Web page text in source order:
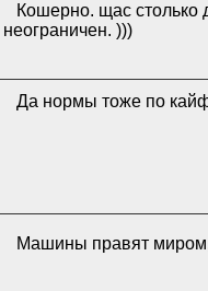
Кошерно. щас столько
неограничен. )))
Да нормы тоже по
Машины правят